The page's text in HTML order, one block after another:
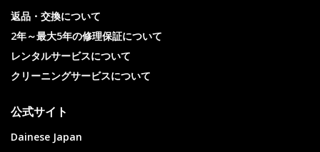
返品・交換について
2年～最大5年の修理保証について
レンタルサービスについて
クリーニングサービスについて
公式サイト
Dainese Japan